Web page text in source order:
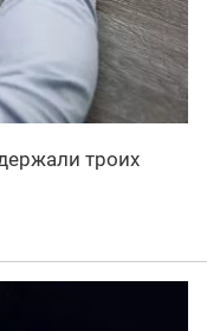
троих